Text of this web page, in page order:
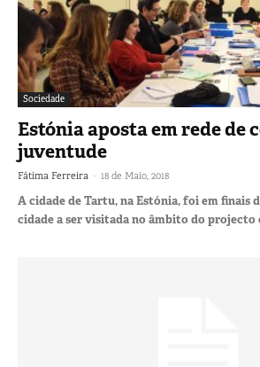
Sociedade
Estónia aposta em rede de
juventude
Fátima Ferreira - 18 de Maio, 2018
A cidade de Tartu, na Estónia, foi em finais
cidade a ser visitada no âmbito do projecto